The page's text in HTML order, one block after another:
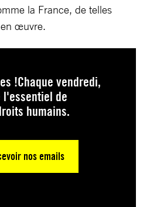
la France, de telles
œuvre.
!Chaque vendredi,
l'essentiel de
humains.
nos emails